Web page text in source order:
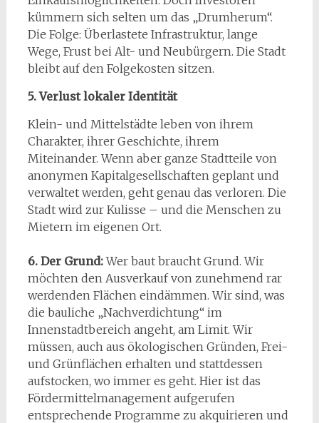
kümmern sich selten um das „Drumherum“.
Die Folge: Überlastete Infrastruktur, lange
Wege, Frust bei Alt- und Neubürgern. Die Stadt
bleibt auf den Folgekosten sitzen.
5. Verlust lokaler Identität
Klein- und Mittelstädte leben von ihrem
Charakter, ihrer Geschichte, ihrem
Miteinander. Wenn aber ganze Stadtteile von
anonymen Kapitalgesellschaften geplant und
verwaltet werden, geht genau das verloren. Die
Stadt wird zur Kulisse – und die Menschen zu
Mietern im eigenen Ort.
6. Der Grund:Wer baut braucht Grund. Wir
möchten den Ausverkauf von zunehmend rar
werdenden Flächen eindämmen. Wir sind, was
die bauliche „Nachverdichtung“ im
Innenstadtbereich angeht, am Limit. Wir
müssen, auch aus ökologischen Gründen, Frei-
und Grünflächen erhalten und stattdessen
aufstocken, wo immer es geht. Hier ist das
Fördermittelmanagement aufgerufen
entsprechende Programme zu akquirieren und